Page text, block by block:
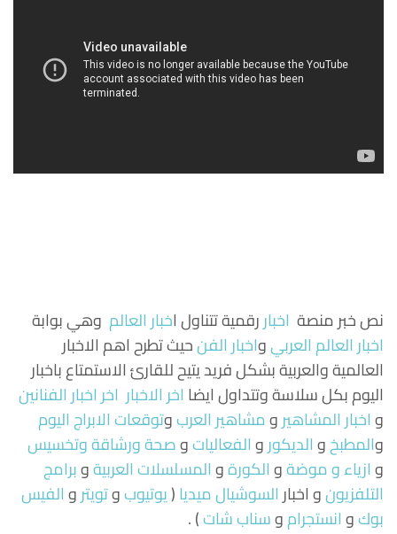
نص خبر منصة اخباررقمية تتناولاخبار العالم وهي بوابة
اخبار العالم العربيواخبار الفنحيث تطرح اهم الاخبار
العالمية والعربية بشكل فريد يتيح للقارئ الاستمتاع باخبار
اليوم بكل سلاسة وتتداول ايضا اخر الاخبار اخر اخبار الفنانين
واخبار المشاهيرومشاهير العربوتوقعات الابراج اليوم
والمطبخوالديكوروالفعالياتوصحة ورشاقة وتخسيس
وازياء و موضةوالكورةوالمسلسلات العربيةوبرامج
التلفزيونو اخبار السوشيال ميديا(يوتيوبوتويتروالفيس
بوكوانستجراموسناب شات) .